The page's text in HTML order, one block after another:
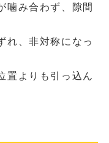
噛み合わず、隙間
れ、非対称になっ
置よりも引っ込ん